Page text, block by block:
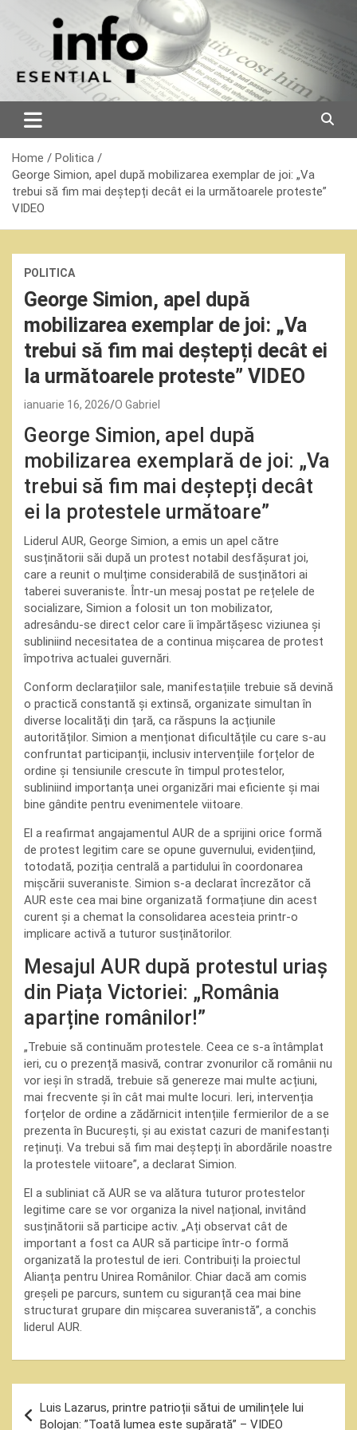
Home
Politica
George Simion, apel după mobilizarea exemplar de joi: „Va
trebui să fim mai deștepți decât ei la următoarele proteste”
VIDEO
POLITICA
George Simion, apel după
mobilizarea exemplar de joi: „Va
trebui să fim mai deștepți decât ei
la următoarele proteste” VIDEO
ianuarie 16, 2026 O Gabriel
George Simion, apel după
mobilizarea exemplară de joi: „Va
trebui să fim mai deștepți decât
ei la protestele următoare”
Liderul AUR, George Simion, a emis un apel către
susținătorii săi după un protest notabil desfășurat joi,
care a reunit o mulțime considerabilă de susținători ai
taberei suveraniste. Într-un mesaj postat pe rețelele de
socializare, Simion a folosit un ton mobilizator,
adresându-se direct celor care îi împărtășesc viziunea și
subliniind necesitatea de a continua mișcarea de protest
împotriva actualei guvernări.
Conform declarațiilor sale, manifestațiile trebuie să devină
o practică constantă și extinsă, organizate simultan în
diverse localități din țară, ca răspuns la acțiunile
autorităților. Simion a menționat dificultățile cu care s-au
confruntat participanții, inclusiv intervențiile forțelor de
ordine și tensiunile crescute în timpul protestelor,
subliniind importanța unei organizări mai eficiente și mai
bine gândite pentru evenimentele viitoare.
El a reafirmat angajamentul AUR de a sprijini orice formă
de protest legitim care se opune guvernului, evidențiind,
totodată, poziția centrală a partidului în coordonarea
mișcării suveraniste. Simion s-a declarat încrezător că
AUR este cea mai bine organizată formațiune din acest
curent și a chemat la consolidarea acesteia printr-o
implicare activă a tuturor susținătorilor.
Mesajul AUR după protestul uriaș
din Piața Victoriei: „România
aparține românilor!”
„Trebuie să continuăm protestele. Ceea ce s-a întâmplat
ieri, cu o prezență masivă, contrar zvonurilor că românii nu
vor ieși în stradă, trebuie să genereze mai multe acțiuni,
mai frecvente și în cât mai multe locuri. Ieri, intervenția
forțelor de ordine a zădărnicit intențiile fermierilor de a se
prezenta în București, și au existat cazuri de manifestanți
reținuți. Va trebui să fim mai deștepți în abordările noastre
la protestele viitoare”, a declarat Simion.
El a subliniat că AUR se va alătura tuturor protestelor
legitime care se vor organiza la nivel național, invitând
susținătorii să participe activ. „Ați observat cât de
important a fost ca AUR să participe într-o formă
organizată la protestul de ieri. Contribuiți la proiectul
Alianța pentru Unirea Românilor. Chiar dacă am comis
greșeli pe parcurs, suntem cu siguranță cea mai bine
structurat grupare din mișcarea suveranistă”, a conchis
liderul AUR.
în
Luis Lazarus, printre patrioții sătui de umilințele lui
Bolojan: ”Toată lumea este supărată” – VIDEO